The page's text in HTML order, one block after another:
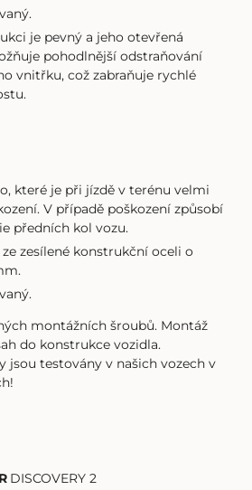
je pevný a jeho otevřená
pohodlnější odstraňování
vnitřku, což zabraňuje rychlé
které je při jízdě v terénu velmi
V případě poškození způsobí
předních kol vozu.
zesílené konstrukční oceli o
montážních šroubů. Montáž
do konstrukce vozidla.
jsou testovány v našich vozech v
DISCOVERY 2